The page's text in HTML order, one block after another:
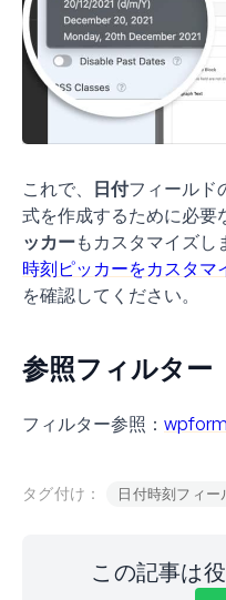
これで、 日付フィールド
式を作成するために必要
ッカーもカスタマイズし
時刻ピッカーをカスタマ
を確認してください。
参照フィルター
フィルター参照：
タグ付け： 日付時刻フィー
この記事は